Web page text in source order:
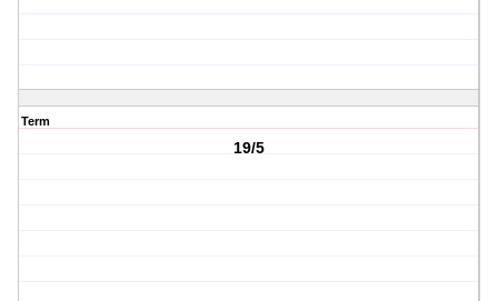
Term
19/5